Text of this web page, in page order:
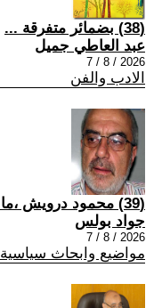
(38) بضمائر متفرقة ...
عبد العاطي جميل
2026 / 8 / 7
الادب والفن
(39) محمود درويش ،ما زلت واقفًا على الريح بيننا
جواد بولس
2026 / 8 / 7
مواضيع وابحاث سياسية